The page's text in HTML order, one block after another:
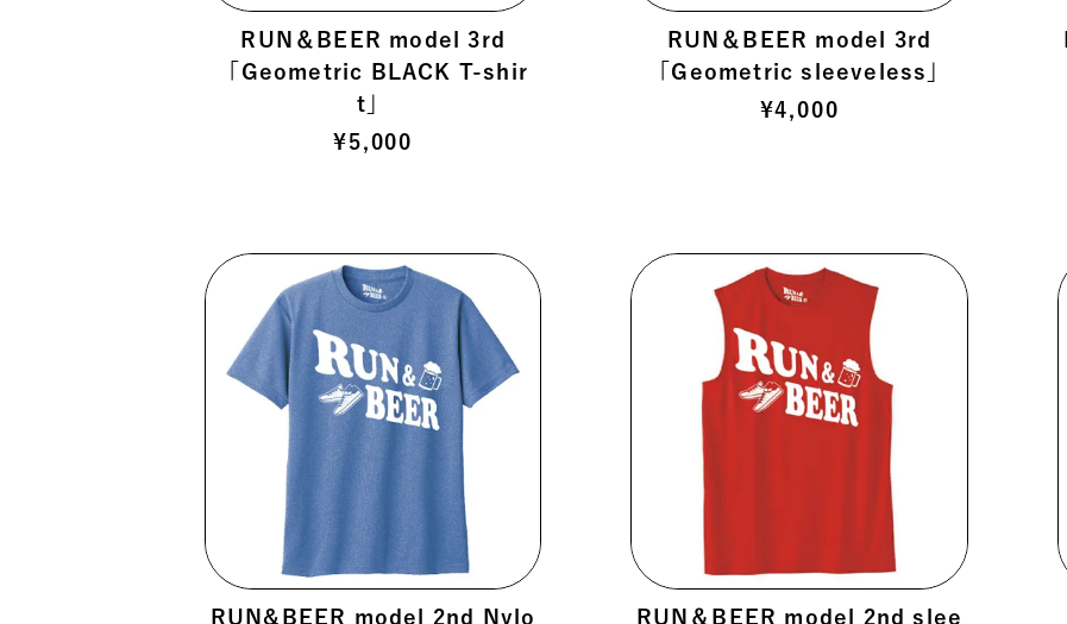
RUN＆BEER model 3rd
「Geometric BLACK T-shir
t」
¥5,000
RUN＆BEER model 3rd
「Geometric sleeveless」
¥4,000
RUN&BEER model 2nd Nylo
RUN＆BEER model 2nd slee